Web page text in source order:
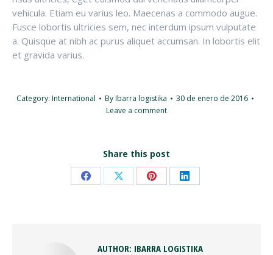
vehicula. Etiam eu varius leo. Maecenas a commodo augue.
Fusce lobortis ultricies sem, nec interdum ipsum vulputate
a. Quisque at nibh ac purus aliquet accumsan. In lobortis elit
et gravida varius.
Category: International ByIbarra logistika
30 de enero de 2016
Leave a comment
Share this post
Share Share Share Share
AUTHOR: IBARRA LOGISTIKA